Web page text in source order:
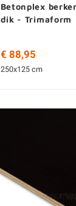
Betonplex
dik - Trimaform
€ 88,95
250x125 cm